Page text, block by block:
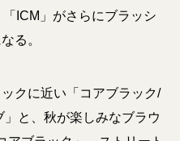
ICM」がさらにブラッシ
る。
クに近い「コアブラック/
と、秋が楽しみなブラウ